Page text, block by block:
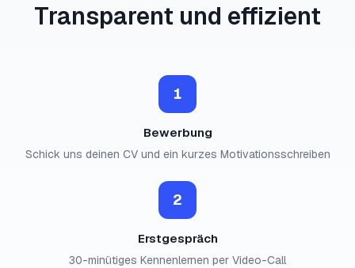
Transparent und effizient
1
Bewerbung
Schick uns deinen CV und ein kurzes Motivationsschreiben
2
Erstgespräch
30-minütiges Kennenlernen per Video-Call